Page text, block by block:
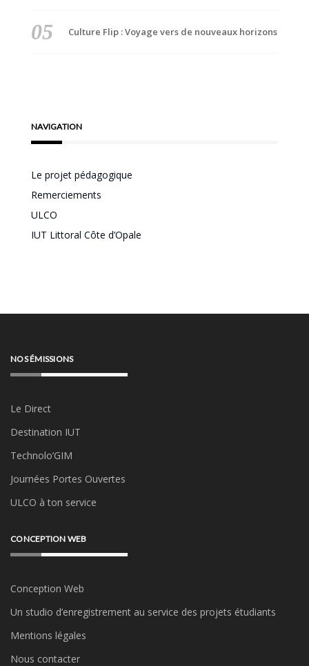
Culture Flip : Voyage vers de nouveaux horizons
NAVIGATION
Le projet pédagogique
Remerciements
ULCO
IUT Littoral Côte d’Opale
NOS ÉMISSIONS
Le Direct
Destination IUT
Technolo’GIM
Journées Portes Ouvertes
ULCO à ton service
CONCEPTION WEB
Conception Web
Un studio d’enregistrement au service des projets étudiants
Mentions légales
Nous contacter